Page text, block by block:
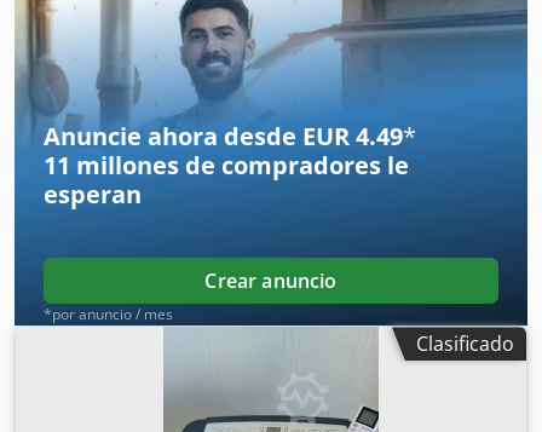
Dimensiones totales: 1055x745x465 mm Consulte las fotos
para ver el diagrama de funcionamiento y los límites
operativos. El refrigerante no está cargado en la máquina.
Anuncie ahora desde EUR 4.49*
11 millones de compradores le
esperan
Crear anuncio
*por anuncio / mes
Clasificado